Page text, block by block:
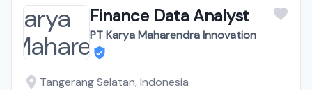
Finance Data Analyst
PT Karya Maharendra Innovation
Tangerang Selatan, Indonesia